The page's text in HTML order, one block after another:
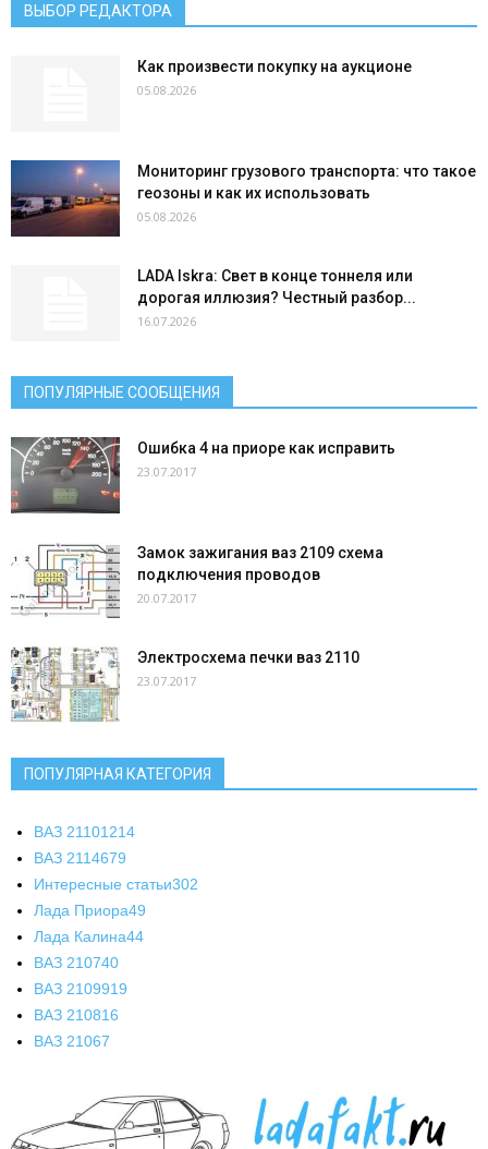
ВЫБОР РЕДАКТОРА
Как произвести покупку на аукционе
05.08.2026
Мониторинг грузового транспорта: что такое
геозоны и как их использовать
05.08.2026
LADA Iskra: Свет в конце тоннеля или
дорогая иллюзия? Честный разбор...
16.07.2026
ПОПУЛЯРНЫЕ СООБЩЕНИЯ
Ошибка 4 на приоре как исправить
23.07.2017
Замок зажигания ваз 2109 схема
подключения проводов
20.07.2017
Электросхема печки ваз 2110
23.07.2017
ПОПУЛЯРНАЯ КАТЕГОРИЯ
ВАЗ 21101214
ВАЗ 2114679
Интересные статьи302
Лада Приора49
Лада Калина44
ВАЗ 210740
ВАЗ 2109919
ВАЗ 210816
ВАЗ 21067